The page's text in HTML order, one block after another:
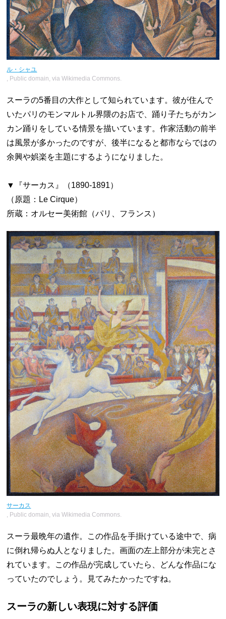
ル・シャユ
, Public domain, via Wikimedia Commons.
スーラの5番目の大作として知られています。彼が住んで
いたパリのモンマルトル界隈のお店で、踊り子たちがカン
カン踊りをしている情景を描いています。作家活動の前半
は風景が多かったのですが、後半になると都市ならではの
余興や娯楽を主題にするようになりました。
▼『サーカス』（1890-1891）
（原題：Le Cirque）
所蔵：オルセー美術館（パリ、フランス）
サーカス
, Public domain, via Wikimedia Commons.
スーラ最晩年の遺作。この作品を手掛けている途中で、病
に倒れ帰らぬ人となりました。画面の左上部分が未完とさ
れています。この作品が完成していたら、どんな作品にな
っていたのでしょう。見てみたかったですね。
スーラの新しい表現に対する評価